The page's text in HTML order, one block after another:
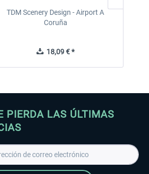
TDM Scenery Design - Airport A
Coruña
18,09 € *
PIERDA LAS ÚLTIMAS